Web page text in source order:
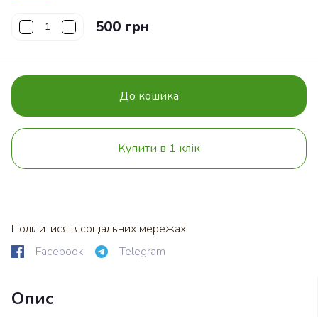
500 грн
До кошика
Купити в 1 клік
Поділитися в соціальних мережах:
Facebook
Telegram
Опис